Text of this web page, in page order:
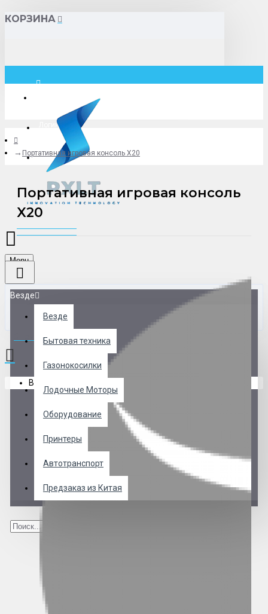
КОРЗИНА
Логин
+79775619766
Menu
Везде
Везде
Бытовая техника
Газонокосилки
Лодочные Моторы
Оборудование
Принтеры
Автотранспорт
Предзаказ из Китая
0 товар(ов) - 0 р.
В корзине пусто!
Портативная игровая консоль X20
Портативная игровая консоль
X20